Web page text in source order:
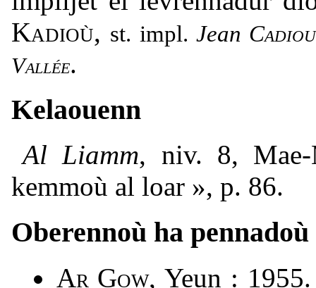
Kadioù, st. impl. Jean Cadiou
Vallée.
Kelaouenn
Al Liamm, niv. 8, Mae-
kemmoù al loar », p. 86.
Oberennoù ha pennadoù
Ar Gow, Yeun :